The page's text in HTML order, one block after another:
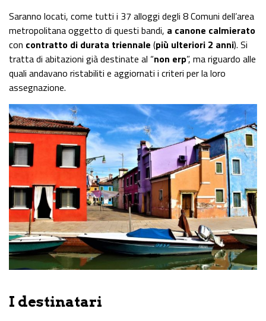
Saranno locati, come tutti i 37 alloggi degli 8 Comuni dell’area
metropolitana oggetto di questi bandi, a canone calmierato
con contratto di durata triennale (più ulteriori 2 anni). Si
tratta di abitazioni già destinate al “non erp”, ma riguardo alle
quali andavano ristabiliti e aggiornati i criteri per la loro
assegnazione.
I destinatari